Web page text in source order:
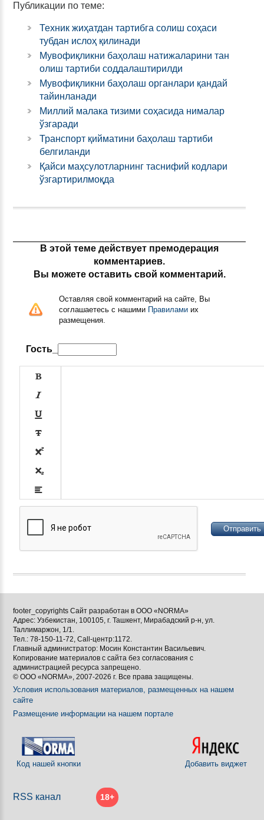
Публикации по теме:
Техник жиҳатдан тартибга солиш соҳаси
тубдан ислоҳ қилинади
Мувофиқликни баҳолаш натижаларини тан
олиш тартиби соддалаштирилди
Мувофиқликни баҳолаш органлари қандай
тайинланади
Миллий малака тизими соҳасида нималар
ўзгаради
Транспорт қийматини баҳолаш тартиби
белгиланди
Қайси маҳсулотларнинг таснифий кодлари
ўзгартирилмоқда
В этой теме действует премодерация
комментариев.
Вы можете оставить свой комментарий.
Оставляя свой комментарий на сайте, Вы
соглашаетесь с нашими Правилами их
размещения.
Гость_










[BBCODE]
footer_copyrights Сайт разработан в ООО «NORMA»
Адрес: Узбекистан, 100105, г. Ташкент, Мирабадский р-н, ул.
Таллимаржон, 1/1.
Тел.: 78-150-11-72, Call-центр:1172.
Главный администратор: Мосин Константин Васильевич.
Копирование материалов с сайта без согласования с
администрацией ресурса запрещено.
© ООО «NORMA», 2007-2026 г. Все права защищены.
Условия использования материалов, размещенных на нашем
сайте
Размещение информации на нашем портале
Код нашей кнопки Добавить виджет
RSS канал 18+